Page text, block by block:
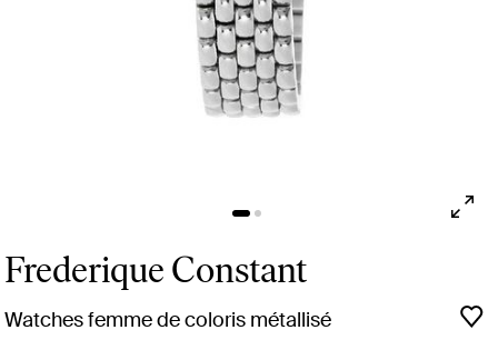
Frederique Constant
Watches femme de coloris métallisé